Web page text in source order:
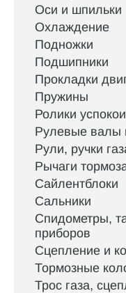
Оси и шпильки
Охлаждение
Подножки
Подшипники
Прокладки
Пружины
Ролики
Рулевые валы
Рули, ручки
Рычаги
Сайлентблоки
Сальники
Спидометры,
приборов
Сцепление и
Тормозные
Трос газа,